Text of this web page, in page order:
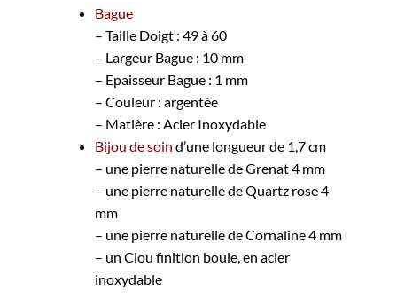
Bague
– Taille Doigt : 49 à 60
– Largeur Bague : 10 mm
– Epaisseur Bague : 1 mm
– Couleur : argentée
– Matière : Acier Inoxydable
Bijou de soin d’une longueur de 1,7 cm
– une pierre naturelle de Grenat 4 mm
– une pierre naturelle de Quartz rose 4
mm
– une pierre naturelle de Cornaline 4 mm
– un Clou finition boule, en acier
inoxydable